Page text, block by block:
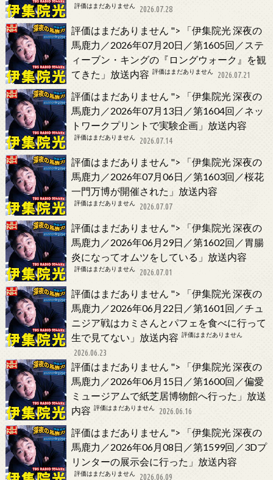
評価はまだありません 2026.07.28
評価はまだありません ">
「伊集院光 深夜の
馬鹿力／2026年07月20日／第1605回／ステ
ィーブン・キングの『ロングウォーク』を観
てきた」放送内容 評価はまだありません 2026.07.21
評価はまだありません ">
「伊集院光 深夜の
馬鹿力／2026年07月13日／第1604回／ネッ
トワークプリントで実験企画」放送内容
評価はまだありません 2026.07.14
評価はまだありません ">
「伊集院光 深夜の
馬鹿力／2026年07月06日／第1603回／桜花
一門万博が開催された」放送内容
評価はまだありません 2026.07.07
評価はまだありません ">
「伊集院光 深夜の
馬鹿力／2026年06月29日／第1602回／胃腸
炎になってオムツをしている」放送内容
評価はまだありません 2026.07.01
評価はまだありません ">
「伊集院光 深夜の
馬鹿力／2026年06月22日／第1601回／チュ
ニジア戦はカミさんとパフェを食べに行って
生で見てない」放送内容 評価はまだありません
2026.06.23
評価はまだありません ">
「伊集院光 深夜の
馬鹿力／2026年06月15日／第1600回／偏愛
ミュージアムで紙芝居博物館へ行った」放送
内容 評価はまだありません 2026.06.16
評価はまだありません ">
「伊集院光 深夜の
馬鹿力／2026年06月08日／第1599回／3Dプ
リンターの展示会に行った」放送内容
評価はまだありません 2026.06.09